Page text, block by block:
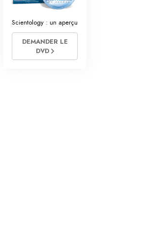
Scientology : un aperçu
DEMANDER LE
DVD